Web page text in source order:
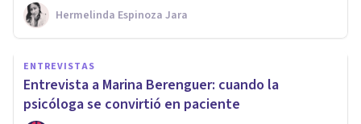
Hermelinda Espinoza Jara
ENTREVISTAS
Entrevista a Marina Berenguer: cuando la
psicóloga se convirtió en paciente